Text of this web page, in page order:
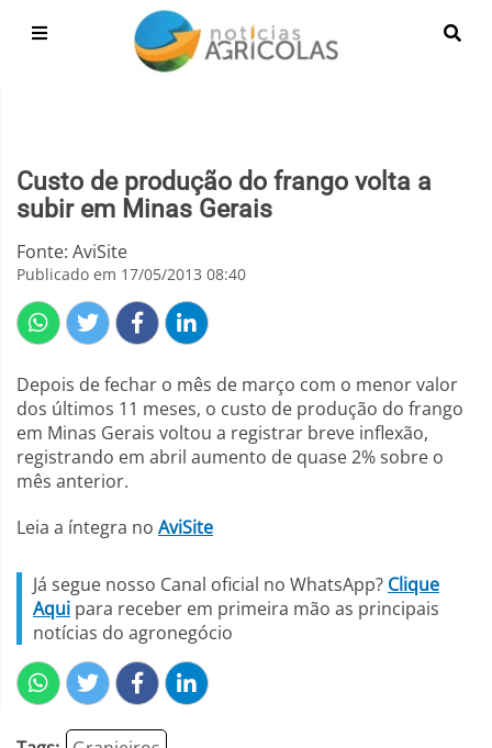
Custo de produção do frango volta a
subir em Minas Gerais
Fonte: AviSite
Publicado em 17/05/2013 08:40
Depois de fechar o mês de março com o menor valor
dos últimos 11 meses, o custo de produção do frango
em Minas Gerais voltou a registrar breve inflexão,
registrando em abril aumento de quase 2% sobre o
mês anterior.
Leia a íntegra no AviSite
Já segue nosso Canal oficial no WhatsApp? Clique
Aqui para receber em primeira mão as principais
notícias do agronegócio